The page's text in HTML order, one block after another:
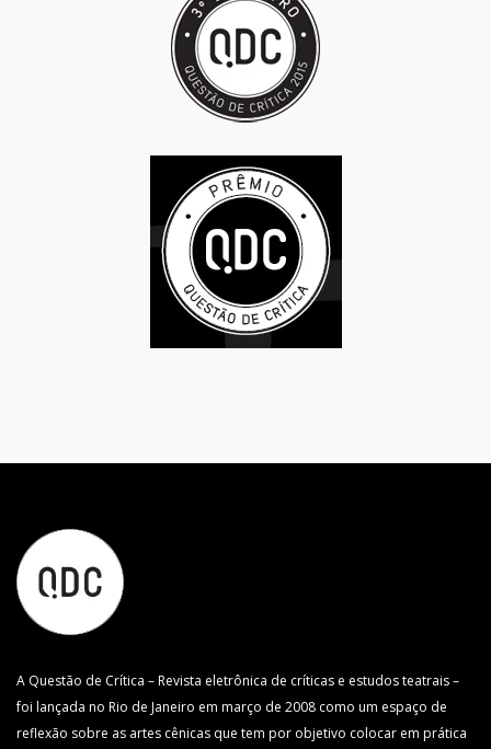
A Questão de Crítica – Revista eletrônica de críticas e estudos teatrais –
foi lançada no Rio de Janeiro em março de 2008 como um espaço de
reflexão sobre as artes cênicas que tem por objetivo colocar em prática